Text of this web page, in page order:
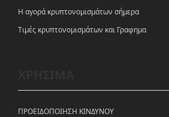
Η αγορά κρυπτονομισμάτων σήμερα
Tιμές κρυπτονομισμάτων και Γραφημα
ΠΡΟΕΙΔΟΠΟΙΗΣΗ ΚΙΝΔΥΝΟΥ